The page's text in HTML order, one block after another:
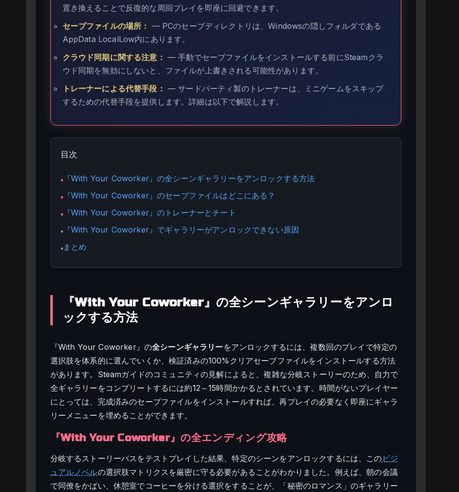
置き換えることで反復的な周回プレイを即座に回避できます。
セーブファイルの場所： — PCのセーブディレクトリは、Windowsの隠しフォルダである
AppData LocalLow内にあります。
クラウド同期に関する注意： — 手動でセーブファイルをインストールする前にSteamクラ
ウド同期を無効にしないと、ファイルが上書きされる可能性があります。
トレーナーによる代替手段： — サードパーティ製のトレーナーは、ミニゲームをスキップ
するための代替手段を提供します。詳細は以下で解説します。
目次
●『With Your Coworker』の全シーンギャラリーをアンロックする方法
●『With Your Coworker』のセーブファイルはどこにある？
●『With Your Coworker』のトレーナーとチート
●『With Your Coworker』でギャラリーがアンロックできない原因
●まとめ
『With Your Coworker』の全シーンギャラリーをアンロ
ックする方法
『With Your Coworker』の全シーンギャラリーをアンロックするには、複数回のプレイで特定の
選択肢を体系的に選んでいくか、検証済みの100%クリアセーブファイルをインストールする方法
があります。Steamガイドのコミュニティの見解によると、複雑な分岐ストーリーのため、自力で
全ギャラリーをコンプリートするには約12～15時間かかるとされています。時間がないプレイヤー
にとっては、完成済みのセーブファイルをインストールすれば、再プレイの必要なく即座にギャラ
リーメニューを埋めることができます。
『With Your Coworker』の全エンディング攻略
分岐するストーリーパスをテストプレイした結果、特定のシーンをアンロックするには、この ビジ
ュアルノベルの選択肢マトリクスを厳密に守る必要があることがわかりました。例えば、朝の会議
で同僚をかばい、休憩室でコーヒーを分ける選択をすることが、「秘密のロマンス」のギャラリー